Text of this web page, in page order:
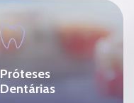
Próteses
Dentárias